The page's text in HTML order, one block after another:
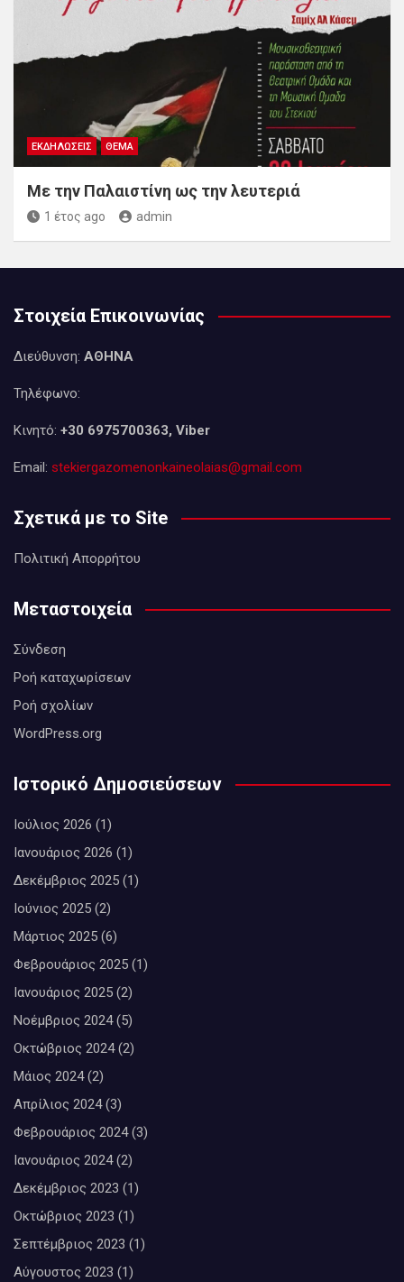
ΕΚΔΗΛΏΣΕΙΣ ΘΈΜΑ
Με την Παλαιστίνη ως την λευτεριά
1 έτος ago admin
Στοιχεία Επικοινωνίας
Διεύθυνση: ΑΘΗΝΑ
Τηλέφωνο:
Κινητό: +30 6975700363, Viber
Email: stekiergazomenonkaineolaias@gmail.com
Σχετικά με το Site
Πολιτική Απορρήτου
Μεταστοιχεία
Σύνδεση
Ροή καταχωρίσεων
Ροή σχολίων
WordPress.org
Ιστορικό Δημοσιεύσεων
Ιούλιος 2026 (1)
Ιανουάριος 2026 (1)
Δεκέμβριος 2025 (1)
Ιούνιος 2025 (2)
Μάρτιος 2025 (6)
Φεβρουάριος 2025 (1)
Ιανουάριος 2025 (2)
Νοέμβριος 2024(5)
Οκτώβριος 2024(2)
Μάιος 2024(2)
Απρίλιος 2024(3)
Φεβρουάριος 2024(3)
Ιανουάριος 2024(2)
Δεκέμβριος 2023 (1)
Οκτώβριος 2023 (1)
Σεπτέμβριος 2023 (1)
Αύγουστος 2023 (1)